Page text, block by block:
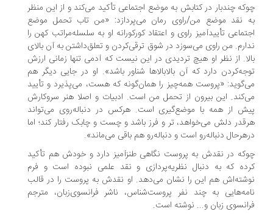
چندبار در کتابش به موضع اجتماعی تأکید می‌کند و از این منظر
نقد موضع من/راوی رمان می‌پردازد: «من تاب تحمل موضع
تأییدآمیز راوی و اعتقاد کورکورانه او به سلسله‌مراتب کهن را
من راوی می‌سوزد در شوق ترقی‌کردن و تعلق‌داشتن به آن بالای
از نظر او هیچ تردیدی در این نیست که آدمی تنها زمانی ارزش
دارد که آن بالابالاها شناور باشد». او در جایی دیگر هم
«پروست همه‌چیز را همان‌گونه که هست، می‌پذیرد و تأیید
این بیرون از تحمل من است. ادبیات و اصلا هنر سروکارش
از همه با موضع‌گیری است. هرکس در دنباله‌روی می‌تواند
دلش می‌خواهد، تر و فرز باشد و چست و چابک رفتار کند؛ اما
دنباله‌رو است و دنباله‌رو هم باقی می‌ماند».
در نقدش به پروست نگاهی طنزآمیز دارد و خودش هم تأکید
که به دنبال نظریه‌پردازی و نقد علمی نبوده است و فرم
هم این را نشان می‌دهد. او نقدش به پروست را در قالب
به چند نفر پروست‌شناس، ناشر فرانسوی‌زبان، مترجم
زبان و... نوشته است.